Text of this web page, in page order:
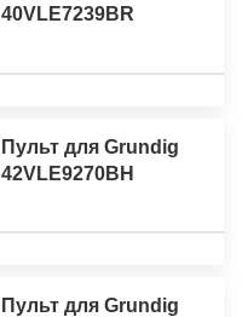
40VLE7239BR
Пульт для Grundig
42VLE9270BH
Пульт для Grundig